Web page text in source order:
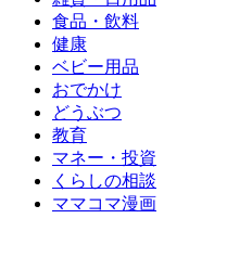
食品・飲料
健康
ベビー用品
おでかけ
どうぶつ
教育
マネー・投資
くらしの相談
ママコマ漫画